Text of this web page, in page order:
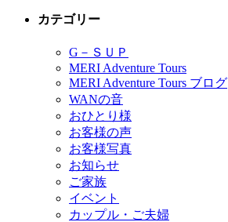
カテゴリー
G－ＳＵＰ
MERI Adventure Tours
MERI Adventure Tours ブログ
WANの音
おひとり様
お客様の声
お客様写真
お知らせ
ご家族
イベント
カップル・ご夫婦